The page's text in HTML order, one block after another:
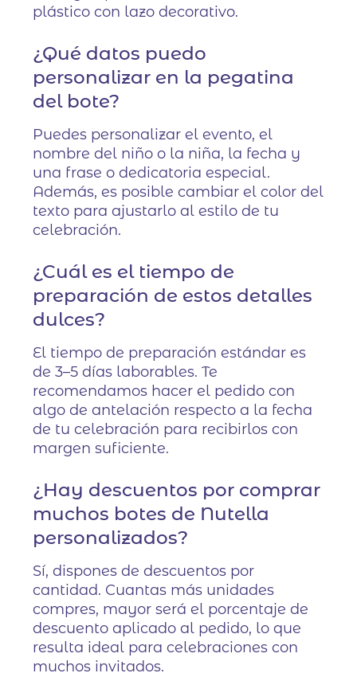
plástico con lazo decorativo.
¿Qué datos puedo
personalizar en la pegatina
del bote?
Puedes personalizar el evento, el
nombre del niño o la niña, la fecha y
una frase o dedicatoria especial.
Además, es posible cambiar el color del
texto para ajustarlo al estilo de tu
celebración.
¿Cuál es el tiempo de
preparación de estos detalles
dulces?
El tiempo de preparación estándar es
de 3–5 días laborables. Te
recomendamos hacer el pedido con
algo de antelación respecto a la fecha
de tu celebración para recibirlos con
margen suficiente.
¿Hay descuentos por comprar
muchos botes de Nutella
personalizados?
Sí, dispones de descuentos por
cantidad. Cuantas más unidades
compres, mayor será el porcentaje de
descuento aplicado al pedido, lo que
resulta ideal para celebraciones con
muchos invitados.